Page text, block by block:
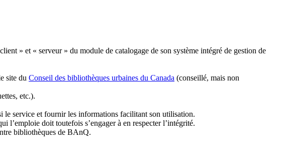
» et « serveur » du module de catalogage de son système intégré de gestion de
site du Conseil des bibliothèques urbaines du Canada (conseillé, mais non
etc.).
le service et fournir les informations facilitant son utilisation.
doit toutefois s’engager à en respecter l’intégrité.
bibliothèques de BAnQ.